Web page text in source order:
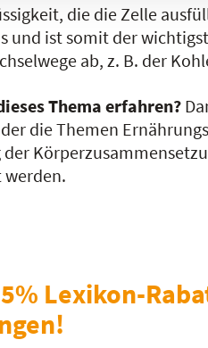
die die Zelle
und ist somit der
ab, z. B. der
Thema erfahren?
die Themen
Lexikon-